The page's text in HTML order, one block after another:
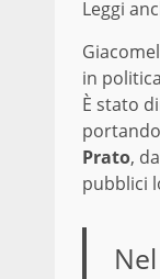
Leggi
in
È stato
Prato,
pubblici